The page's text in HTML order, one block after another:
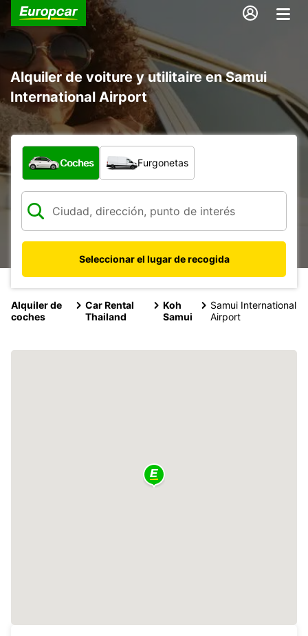
Alquiler de voiture y utilitaire en Samui
International Airport
¿Qué tipo de vehículo?
Coches Furgonetas
Seleccionar el lugar de recogida
Alquiler de
coches
Car Rental
Thailand
Koh
Samui
Samui International
Airport